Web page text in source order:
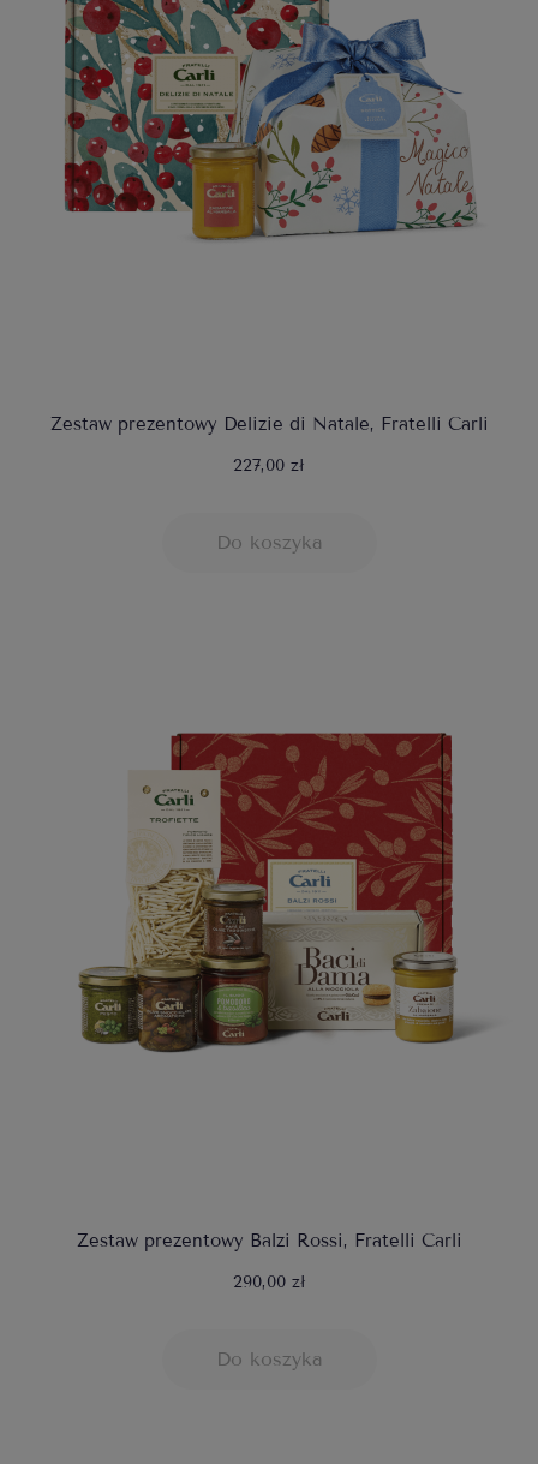
Zestaw prezentowy Delizie di Natale, Fratelli Carli
227,00 zł
Do koszyka
Zestaw prezentowy Balzi Rossi, Fratelli Carli
290,00 zł
Do koszyka